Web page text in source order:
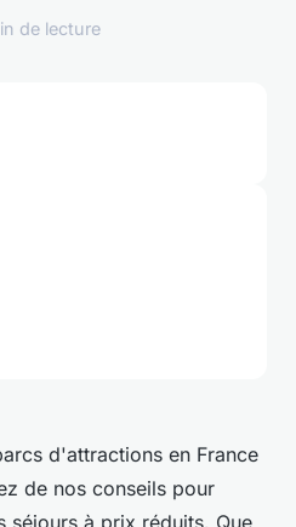
de lecture
d'attractions en France
de nos conseils pour
séjours à prix réduits. Que